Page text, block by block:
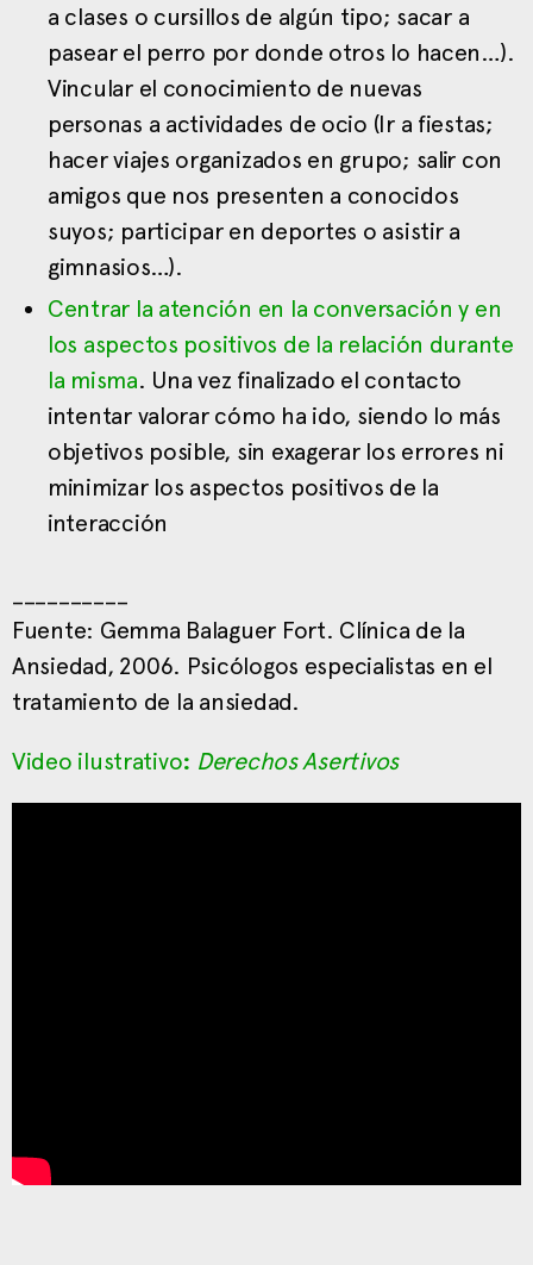
a clases o cursillos de algún tipo; sacar a
pasear el perro por donde otros lo hacen…).
Vincular el conocimiento de nuevas
personas a actividades de ocio (Ir a fiestas;
hacer viajes organizados en grupo; salir con
amigos que nos presenten a conocidos
suyos; participar en deportes o asistir a
gimnasios…).
Centrar la atención en la conversación y en
los aspectos positivos de la relación durante
la misma. Una vez finalizado el contacto
intentar valorar cómo ha ido, siendo lo más
objetivos posible, sin exagerar los errores ni
minimizar los aspectos positivos de la
interacción
Fuente: Gemma Balaguer Fort. Clínica de la
Ansiedad, 2006. Psicólogos especialistas en el
tratamiento de la ansiedad.
Video ilustrativo: Derechos Asertivos